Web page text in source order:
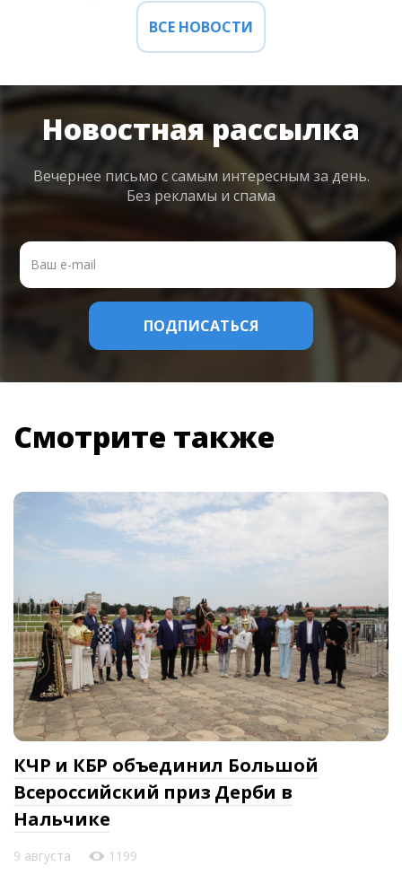
ВСЕ НОВОСТИ
Новостная рассылка
Вечернее письмо с самым интересным за день.
Без рекламы и спама
Смотрите также
КЧР и КБР объединил Большой
Всероссийский приз Дерби в
Нальчике
9 августа 1199